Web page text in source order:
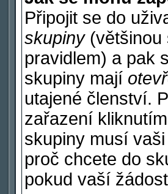
Připojit se do
skupiny(většinou
pravidlem) a pak
skupiny mají
utajené členství.
zařazení
skupiny musí
proč chcete do
pokud vaší